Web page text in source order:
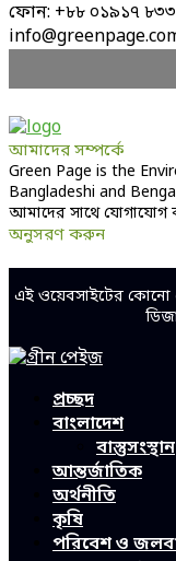
ফোন: +৮৮ ০১৯১৭
আমাদের সম্পর্কে
Green Page is the
Bangladeshi and
আমাদের সাথে
অনুসরণ করুন
এই ওয়েবসাইটের কোনো
প্রচ্ছদ
বাংলাদেশ
বাস্তুসংস্থান
আন্তর্জাতিক
অর্থনীতি
কৃষি
পরিবেশ ও